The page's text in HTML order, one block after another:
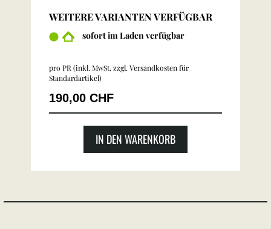
WEITERE VARIANTEN VERFÜGBAR
sofort im Laden verfügbar
pro PR (inkl. MwSt. zzgl. Versandkosten für
Standardartikel)
190,00 CHF
IN DEN WARENKORB